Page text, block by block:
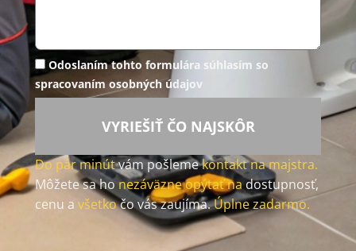
Odoslaním tohto formulára súhlasím so
spracovaním osobných údajov
VYRIEŠIŤ ČO NAJSKÔR
Do pár minútvám pošlemekontakt na majstra.
Môžete sa ho nezáväzne opýtať nadostupnosť,
cenu a všetkočo vás zaujíma.Úplne zadarmo.